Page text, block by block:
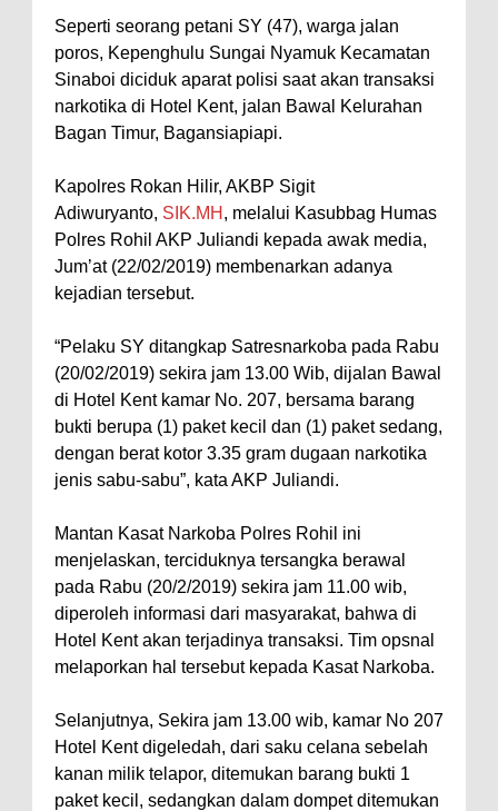
Seperti seorang petani SY (47), warga jalan
poros, Kepenghulu Sungai Nyamuk Kecamatan
Sinaboi diciduk aparat polisi saat akan transaksi
narkotika di Hotel Kent, jalan Bawal Kelurahan
Bagan Timur, Bagansiapiapi.
Kapolres Rokan Hilir, AKBP Sigit
Adiwuryanto, SIK.MH , melalui Kasubbag Humas
Polres Rohil AKP Juliandi kepada awak media,
Jum’at (22/02/2019) membenarkan adanya
kejadian tersebut.
“Pelaku SY ditangkap Satresnarkoba pada Rabu
(20/02/2019) sekira jam 13.00 Wib, dijalan Bawal
di Hotel Kent kamar No. 207, bersama barang
bukti berupa (1) paket kecil dan (1) paket sedang,
dengan berat kotor 3.35 gram dugaan narkotika
jenis sabu-sabu”, kata AKP Juliandi.
Mantan Kasat Narkoba Polres Rohil ini
menjelaskan, terciduknya tersangka berawal
pada Rabu (20/2/2019) sekira jam 11.00 wib,
diperoleh informasi dari masyarakat, bahwa di
Hotel Kent akan terjadinya transaksi. Tim opsnal
melaporkan hal tersebut kepada Kasat Narkoba.
Selanjutnya, Sekira jam 13.00 wib, kamar No 207
Hotel Kent digeledah, dari saku celana sebelah
kanan milik telapor, ditemukan barang bukti 1
paket kecil, sedangkan dalam dompet ditemukan